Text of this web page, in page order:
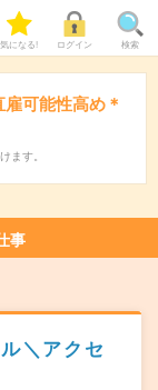
気になる! ログイン 検索
可能性高め＊
ます。
事
＼アクセ